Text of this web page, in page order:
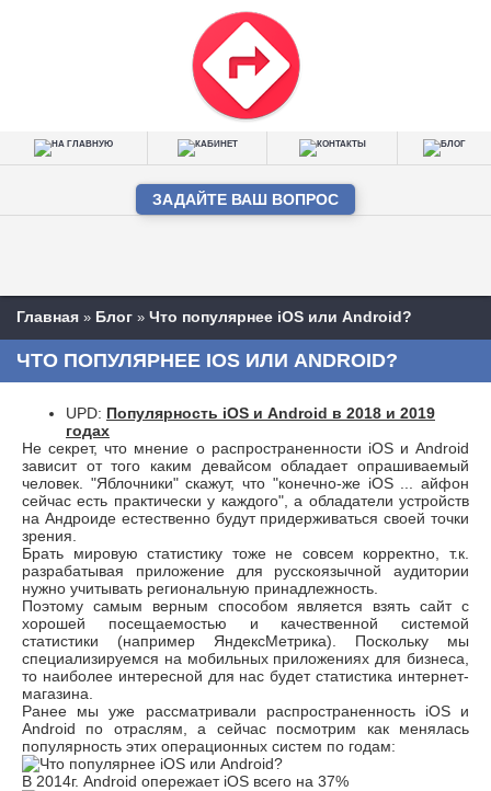
ЗАДАЙТЕ ВАШ ВОПРОС
Главная » Блог » Что популярнее iOS или Android?
ЧТО ПОПУЛЯРНЕЕ IOS ИЛИ ANDROID?
UPD: Популярность iOS и Android в 2018 и 2019
годах
Не секрет, что мнение о распространенности iOS и Android
зависит от того каким девайсом обладает опрашиваемый
человек. "Яблочники" скажут, что "конечно-же iOS ... айфон
сейчас есть практически у каждого", а обладатели устройств
на Андроиде естественно будут придерживаться своей точки
зрения.
Брать мировую статистику тоже не совсем корректно, т.к.
разрабатывая приложение для русскоязычной аудитории
нужно учитывать региональную принадлежность.
Поэтому самым верным способом является взять сайт с
хорошей посещаемостью и качественной системой
статистики (например ЯндексМетрика). Поскольку мы
специализируемся на мобильных приложениях для бизнеса,
то наиболее интересной для нас будет статистика интернет-
магазина.
Ранее мы уже рассматривали распространенность iOS и
Android по отраслям, а сейчас посмотрим как менялась
популярность этих операционных систем по годам:
В 2014г. Android опережает iOS всего на 37%